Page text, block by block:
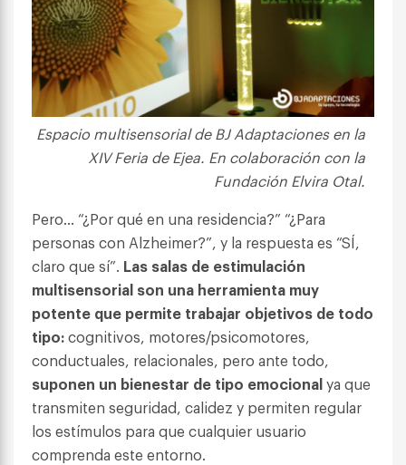
Espacio multisensorial de BJ Adaptaciones en la
XIV Feria de Ejea. En colaboración con la
Fundación Elvira Otal.
Pero… “¿Por qué en una residencia?” “¿Para
personas con Alzheimer?”, y la respuesta es “SÍ,
claro que sí”. Las salas de estimulación
multisensorial son una herramienta muy
potente que permite trabajar objetivos de todo
tipo:cognitivos, motores/psicomotores,
conductuales, relacionales, pero ante todo,
suponen un bienestar de tipo emocionalya que
transmiten seguridad, calidez y permiten regular
los estímulos para que cualquier usuario
comprenda este entorno.